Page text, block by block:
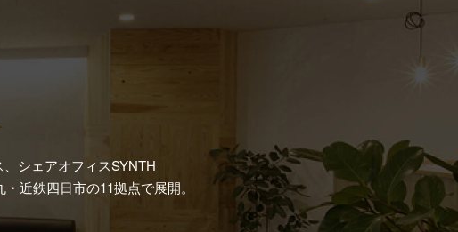
シェアオフィスSYNTH
近鉄四日市の11拠点で展開。